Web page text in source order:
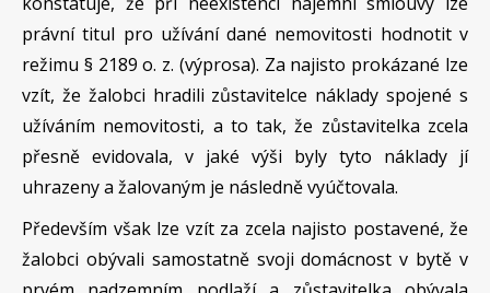
právní titul pro užívání dané nemovitosti hodnotit v
režimu § 2189 o. z. (výprosa). Za najisto prokázané lze
vzít, že žalobci hradili zůstavitelce náklady spojené s
užíváním nemovitosti, a to tak, že zůstavitelka zcela
přesně evidovala, v jaké výši byly tyto náklady jí
uhrazeny a žalovaným je následně vyúčtovala.
Především však lze vzít za zcela najisto postavené, že
žalobci obývali samostatně svoji domácnost v bytě v